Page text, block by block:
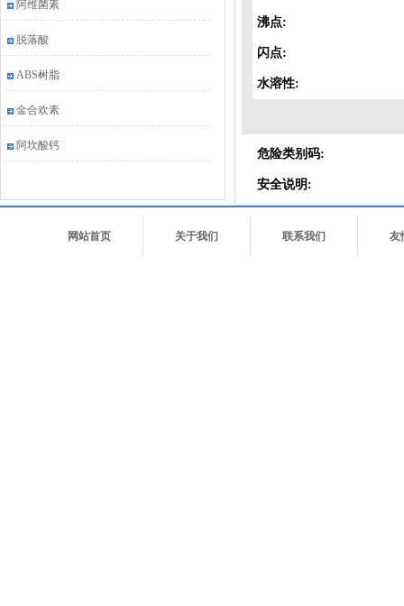
阿维菌素
脱落酸
ABS树脂
金合欢素
阿坎酸钙
沸点:
闪点:
水溶性:
危险类别码:
安全说明:
网站首页 关于我们 联系我们 友